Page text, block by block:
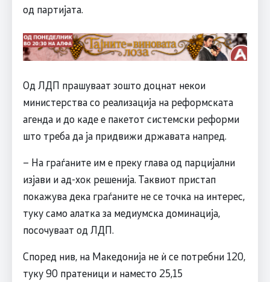
од партијата.
Од ЛДП прашуваат зошто доцнат некои
министерства со реализација на реформската
агенда и до каде е пакетот системски реформи
што треба да ја придвижи државата напред.
– На граѓаните им е преку глава од парцијални
изјави и ад-хок решенија. Таквиот пристап
покажува дека граѓаните не се точка на интерес,
туку само алатка за медиумска доминација,
посочуваат од ЛДП.
Според нив, на Македонија не ѝ се потребни 120,
туку 90 пратеници и наместо 25,15